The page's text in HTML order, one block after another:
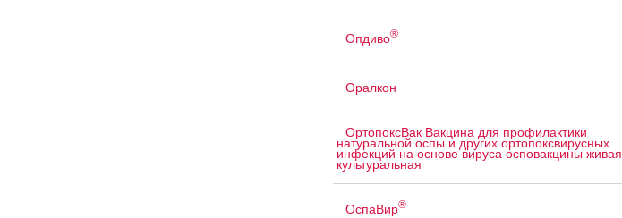
Опдиво®
Оралкон
ОртопоксВак Вакцина для профилактики
натуральной оспы и других ортопоксвирусных
инфекций на основе вируса осповакцины живая
культуральная
ОспаВир®